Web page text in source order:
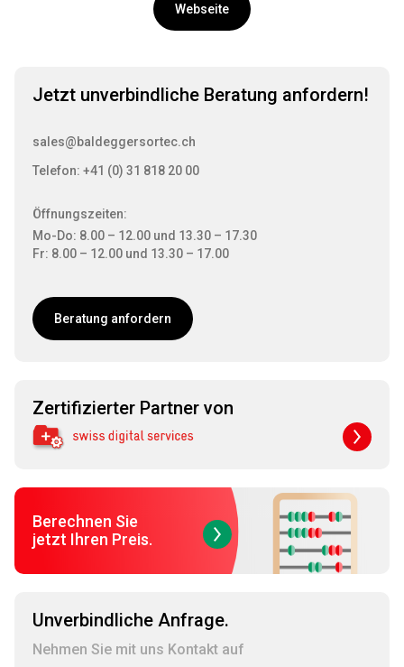
Webseite
Jetzt unverbindliche Beratung anfordern!
sales@baldeggersortec.ch
Telefon: +41 (0) 31 818 20 00
Öffnungszeiten:
Mo-Do: 8.00 – 12.00 und 13.30 – 17.30
Fr: 8.00 – 12.00 und 13.30 – 17.00
Beratung anfordern
Zertifizierter Partner von
Berechnen Sie
jetzt Ihren Preis.
Unverbindliche Anfrage.
Nehmen Sie mit uns Kontakt auf